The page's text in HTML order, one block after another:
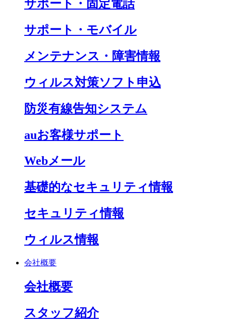
サポート・固定電話
サポート・モバイル
メンテナンス・障害情報
ウィルス対策ソフト申込
防災有線告知システム
auお客様サポート
Webメール
基礎的なセキュリティ情報
セキュリティ情報
ウィルス情報
会社概要
会社概要
スタッフ紹介